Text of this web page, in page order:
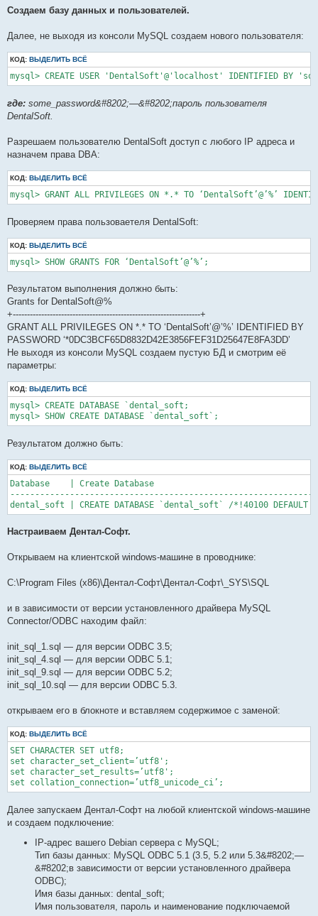
+----------------------+-----------------+
+----------------------+-----------------+
| collation_connection | utf8_unicode_ci |
| collation_database   | utf8_unicode_ci |
| collation_server     | utf8_unicode_ci |
+----------------------+-----------------+
3 rows in set &#40;0.00 sec&#41;
Создаем базу данных и пользователей.
Далее, не выходя из консоли MySQL создаем нового пользователя:
КОД: ВЫДЕЛИТЬ ВСЁ
mysql> CREATE USER 'DentalSoft'@'localhost' IDENTIFIED BY
где: some_password&#8202;—&#8202;пароль пользователя
DentalSoft.
Разрешаем пользователю DentalSoft доступ с любого IP адреса и
назначем права DBA:
КОД: ВЫДЕЛИТЬ ВСЁ
mysql> GRANT ALL PRIVILEGES ON *.* TO ‘DentalSoft’@’%’
Проверяем права пользоваетеля DentalSoft:
КОД: ВЫДЕЛИТЬ ВСЁ
mysql> SHOW GRANTS FOR ‘DentalSoft’@’%’;
Результатом выполнения должно быть:
Grants for DentalSoft@%
+------------------------------------------------------------------+
GRANT ALL PRIVILEGES ON *.* TO ‘DentalSoft’@’%’ IDENTIFIED BY
PASSWORD ‘*0DC3BCF65D8832D42E3856FEF31D25647E8FA3DD’
Не выходя из консоли MySQL cоздаем пустую БД и смотрим её
параметры:
КОД: ВЫДЕЛИТЬ ВСЁ
mysql> CREATE DATABASE `dental_soft;
mysql> SHOW CREATE DATABASE `dental_soft`;
Результатом должно быть:
КОД: ВЫДЕЛИТЬ ВСЁ
Database    | Create Database
dental_soft | CREATE DATABASE `dental_soft` /*!40100 DEFAULT
Настраиваем Дентал-Софт.
Открываем на клиентской windows-машине в проводнике:
C:\Program Files (x86)\Дентал-Софт\Дентал-Софт\_SYS\SQL
и в зависимости от версии установленного драйвера MySQL
Connector/ODBC находим файл:
init_sql_1.sql — для версии ODBC 3.5;
init_sql_4.sql — для версии ODBC 5.1;
init_sql_9.sql — для версии ODBC 5.2;
init_sql_10.sql — для версии ODBC 5.3.
открываем его в блокноте и вставляем содержимое с заменой:
КОД: ВЫДЕЛИТЬ ВСЁ
SET CHARACTER SET utf8;
set character_set_client=’utf8';
set character_set_results=’utf8';
set collation_connection=’utf8_unicode_ci’;
Далее запускаем Дентал-Софт на любой клиентской windows-машине
и создаем подключение:
IP-адрес вашего Debian сервера с MySQL;
Тип базы данных: MySQL ODBC 5.1 (3.5, 5.2 или 5.3&#8202;—
&#8202;в зависимости от версии установленного драйвера
ODBC);
Имя базы данных: dental_soft;
Имя пользователя, пароль и наименование подключаемой